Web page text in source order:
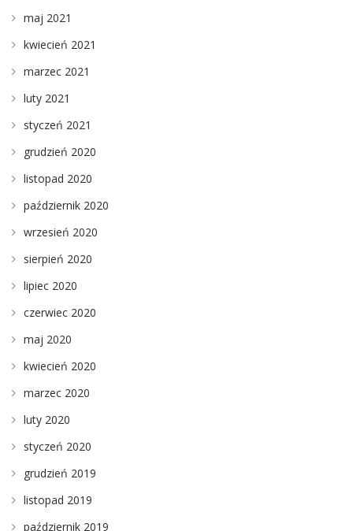
maj 2021
kwiecień 2021
marzec 2021
luty 2021
styczeń 2021
grudzień 2020
listopad 2020
październik 2020
wrzesień 2020
sierpień 2020
lipiec 2020
czerwiec 2020
maj 2020
kwiecień 2020
marzec 2020
luty 2020
styczeń 2020
grudzień 2019
listopad 2019
październik 2019